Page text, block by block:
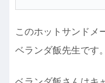
このホットサンドメ
ベランダ飯先生です。